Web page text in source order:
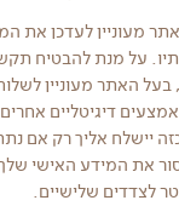
מעוניין לעדכן את
על מנת להבטיח
דיגיטליים
יישלח אליך רק אם
את המידע האישי
לצדדים שלישיים.